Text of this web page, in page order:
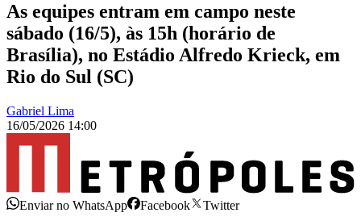
As equipes entram em campo neste
sábado (16/5), às 15h (horário de
Brasília), no Estádio Alfredo Krieck, em
Rio do Sul (SC)
Gabriel Lima
16/05/2026 14:00
Enviar no WhatsApp Facebook
Twitter